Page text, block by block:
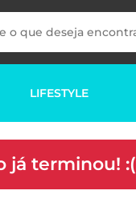
LIFESTYLE
já terminou! :(